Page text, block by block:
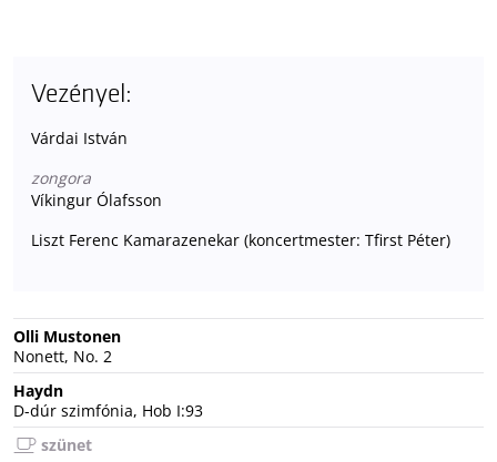
Vezényel:
Várdai István
zongora
Víkingur Ólafsson
Liszt Ferenc Kamarazenekar (koncertmester: Tfirst Péter)
Olli Mustonen
Nonett, No. 2
Haydn
D-dúr szimfónia, Hob I:93
szünet